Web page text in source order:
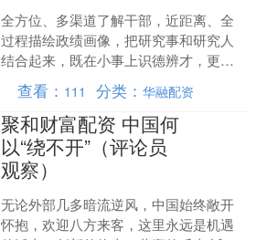
全方位、多渠道了解干部，近距离、全
过程描绘政绩画像，把研究事和研究人
结合起来，既在小事上识德辨才，更在
大事上看德识才 干部干得好不好，如何
更科学地评价？ 到基层....
查看： 111 分类：华融配资
聚和财富配资 中国何
以“绕不开”（评论员
观察）
无论外部几多暗流逆风，中国始终敞开
怀抱，欢迎八方来客，这里永远是机遇